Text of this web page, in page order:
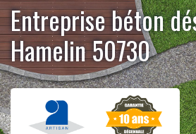
Entreprise béton
Hamelin 50730